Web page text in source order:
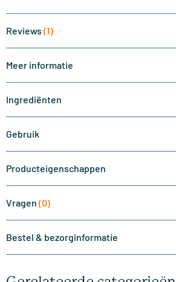
Reviews (1)
Meer informatie
Ingrediënten
Gebruik
Producteigenschappen
Vragen (0)
Bestel & bezorginformatie